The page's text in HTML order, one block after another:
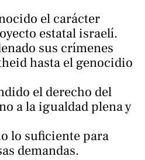
el carácter
estatal israelí.
sus crímenes
hasta el genocidio
el derecho del
a la igualdad plena y
lo suficiente para
demandas.